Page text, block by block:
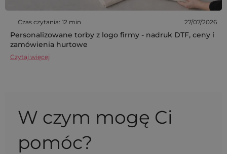
Czas czytania: 12 min 27/07/2026
Personalizowane torby z logo firmy - nadruk DTF, ceny i
zamówienia hurtowe
Czytaj więcej
W czym mogę Ci
pomóc?